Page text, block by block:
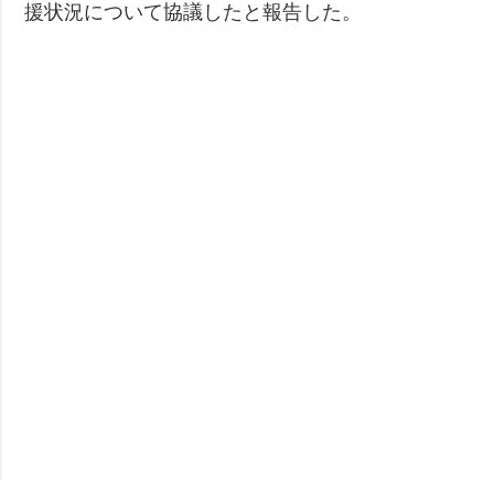
援状況について協議したと報告した。